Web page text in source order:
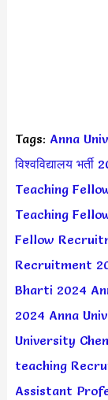
Tags: Anna
विश्वविद्यालय भर्ती
Teaching
Teaching
Fellow
Recruitment
Bharti 2024
2024 Anna
University
teaching
Assistant